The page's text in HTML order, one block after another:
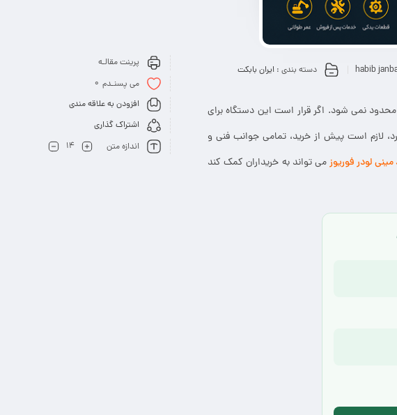
habib دسته بندی : ایران بابکت
پرینت مقالـه
می پسنـدم 0
افزودن به علاقه مندی
اشتراک گذاری
اندازه متن
14
نمی شود. اگر قرار است این دستگاه برای
لازم است پیش از خرید، تمامی جوانب فنی و
مینی لودر فوریوزمی تواند به خریداران کمک کند